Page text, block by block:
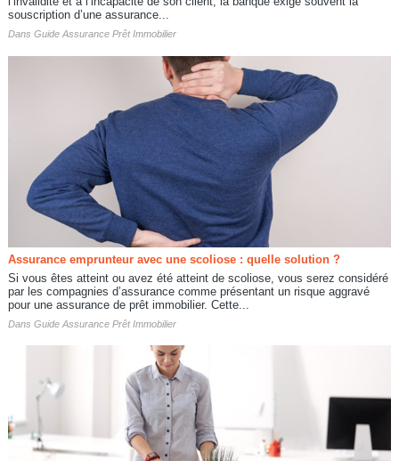
souscription d’une assurance...
Dans Guide Assurance Prêt Immobilier
Assurance emprunteur avec une scoliose : quelle solution ?
Si vous êtes atteint ou avez été atteint de scoliose, vous serez considéré
par les compagnies d’assurance comme présentant un risque aggravé
pour une assurance de prêt immobilier. Cette...
Dans Guide Assurance Prêt Immobilier